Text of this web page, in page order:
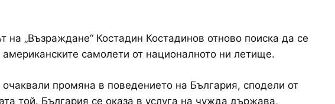
на „Възраждане“ Костадин Костадинов отново поиска да се
американските самолети от националното ни летище.
промяна в поведението на България, сподели от
той. България се оказа в услуга на чужда държава,